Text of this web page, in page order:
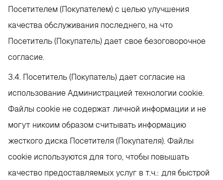
Посетителем (Покупателем) с целью улучшения
качества обслуживания последнего, на что
Посетитель (Покупатель) дает свое безоговорочное
согласие.
3.4. Посетитель (Покупатель) дает согласие на
использование Администрацией технологии cookie.
Файлы cookie не содержат личной информации и не
могут никоим образом считывать информацию
жесткого диска Посетителя (Покупателя). Файлы
cookie используются для того, чтобы повышать
качество предоставляемых услуг в т.ч.: для быстрой